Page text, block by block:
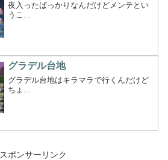
夜入ったばっかりなんだけどメンテとい
うこ...
グラデル台地
グラデル台地はキラマラで行くんだけど
ちょ...
スポンサーリンク